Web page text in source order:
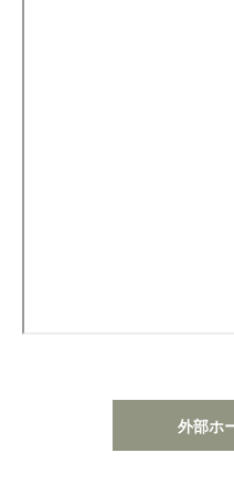
外部ホ